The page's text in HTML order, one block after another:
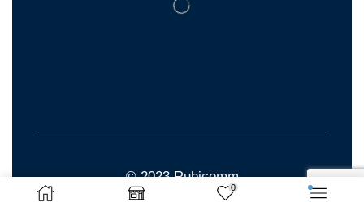
© 2023 Rubicomm
0